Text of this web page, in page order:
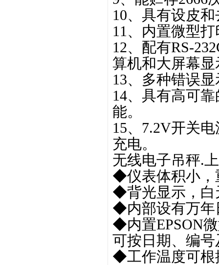
10、具有设皮
11、内置微型
12、配有RS-
算机和大屏幕显
13、多种错误
14、具有高可
能。
15、7.2V开关
充电。
无线电子吊秤.
◆仪表体积小，
◆背光显示，白
◆内部设有万年
◆内置EPSON
可按日期、编
◆工作温度可根